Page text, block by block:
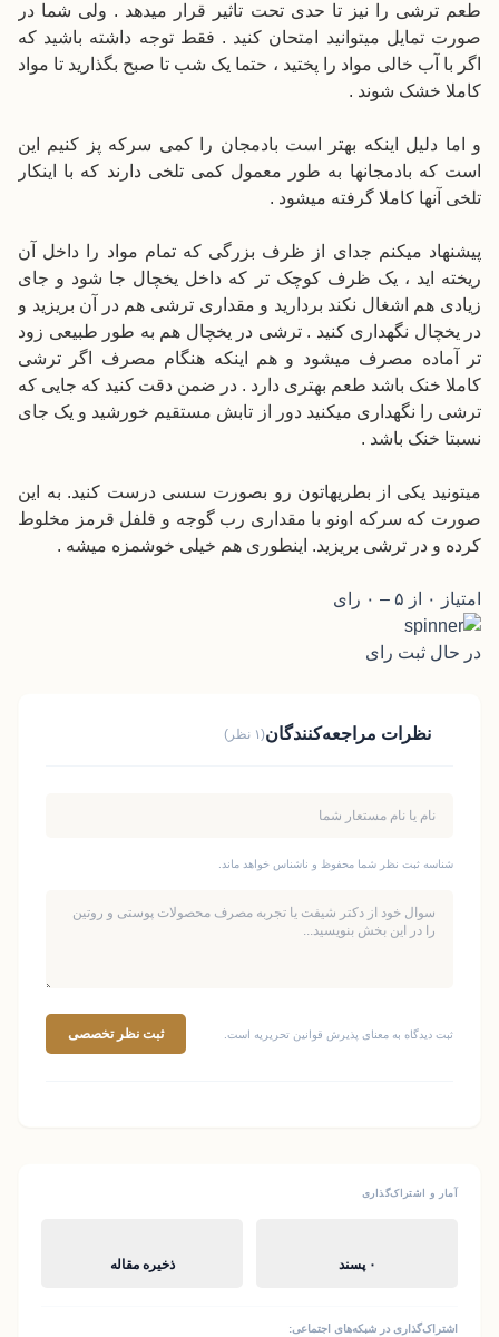
طعم ترشی را نیز تا حدی تحت تاثیر قرار میدهد . ولی شما در
صورت تمایل میتوانید امتحان کنید . فقط توجه داشته باشید که
اگر با آب خالی مواد را پختید ، حتما یک شب تا صبح بگذارید تا مواد
کاملا خشک شوند .
و اما دلیل اینکه بهتر است بادمجان را کمی سرکه پز کنیم این
است که بادمجانها به طور معمول کمی تلخی دارند که با اینکار
تلخی آنها کاملا گرفته میشود .
پیشنهاد میکنم جدای از ظرف بزرگی که تمام مواد را داخل آن
ریخته اید ، یک ظرف کوچک تر که داخل یخچال جا شود و جای
زیادی هم اشغال نکند بردارید و مقداری ترشی هم در آن بریزید و
در یخچال نگهداری کنید . ترشی در یخچال هم به طور طبیعی زود
تر آماده مصرف میشود و هم اینکه هنگام مصرف اگر ترشی
کاملا خنک باشد طعم بهتری دارد . در ضمن دقت کنید که جایی که
ترشی را نگهداری میکنید دور از تابش مستقیم خورشید و یک جای
نسبتا خنک باشد .
میتونید یکی از بطریهاتون رو بصورت سسی درست کنید. به این
صورت که سرکه اونو با مقداری رب گوجه و فلفل قرمز مخلوط
کرده و در ترشی بریزید. اینطوری هم خیلی خوشمزه میشه .
امتیاز ۰ از ۵ – ۰ رای
در حال ثبت رای
نظرات مراجعه‌کنندگان(۱ نظر)
شناسه ثبت نظر شما محفوظ و ناشناس خواهد ماند.
ثبت دیدگاه به معنای پذیرش قوانین تحریریه است. ثبت نظر تخصصی
آمار و اشتراک‌گذاری
۰ پسند ذخیره مقاله
اشتراک‌گذاری در شبکه‌های اجتماعی: